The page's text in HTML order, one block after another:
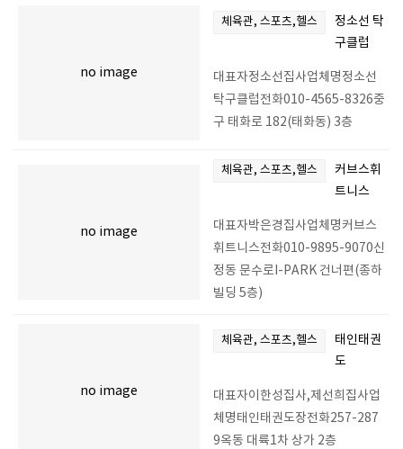
no image
체육관, 스포츠,헬스
정소선 탁
구클럽
대표자정소선집사업체명정소선
탁구클럽전화010-4565-8326중
구 태화로 182(태화동) 3층
no image
체육관, 스포츠,헬스
커브스휘
트니스
대표자박은경집사업체명커브스
휘트니스전화010-9895-9070신
정동 문수로I-PARK 건너편(종하
빌딩 5층)
no image
체육관, 스포츠,헬스
태인태권
도
대표자이한성집사,제선희집사업
체명태인태권도장전화257-287
9옥동 대륙1차 상가 2층